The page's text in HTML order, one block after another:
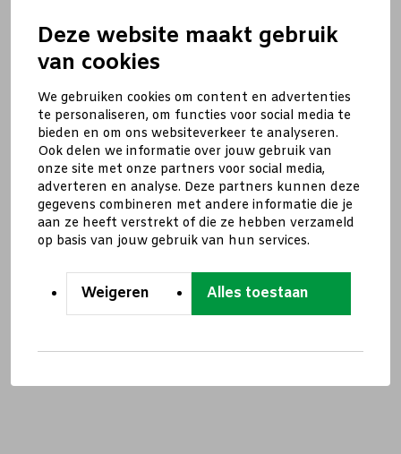
Deze website maakt gebruik
van cookies
We gebruiken cookies om content en advertenties
te personaliseren, om functies voor social media te
bieden en om ons websiteverkeer te analyseren.
Ook delen we informatie over jouw gebruik van
onze site met onze partners voor social media,
adverteren en analyse. Deze partners kunnen deze
gegevens combineren met andere informatie die je
aan ze heeft verstrekt of die ze hebben verzameld
op basis van jouw gebruik van hun services.
Weigeren Alles toestaan